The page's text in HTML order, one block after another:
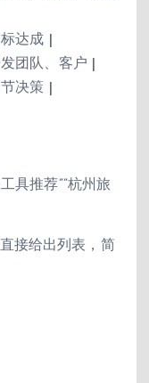
达成 |
团队、客户 |
决策 |
具推荐””杭州旅
接给出列表，简